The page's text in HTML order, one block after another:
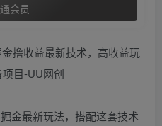
会员
金最新玩法，搭配这套技术